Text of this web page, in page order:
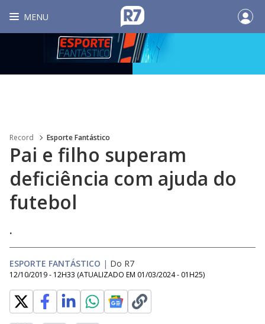
MENU
Record Esporte Fantástico
Pai e filho superam
deficiência com ajuda do
futebol
.
ESPORTE FANTÁSTICO | Do R7
12/10/2019 - 12H33 (ATUALIZADO EM 01/03/2024 - 01H25)